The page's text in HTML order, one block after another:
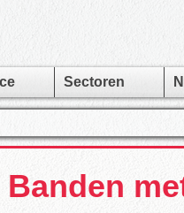
Sectoren
Banden